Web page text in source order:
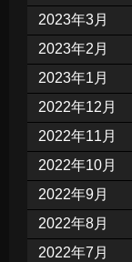
2023年3月
2023年2月
2023年1月
2022年12月
2022年11月
2022年10月
2022年9月
2022年8月
2022年7月